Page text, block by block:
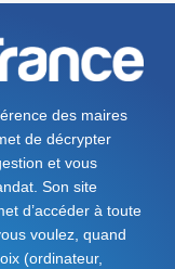
des maires
de décrypter
et vous
Son site
d’accéder à toute
voulez, quand
(ordinateur,